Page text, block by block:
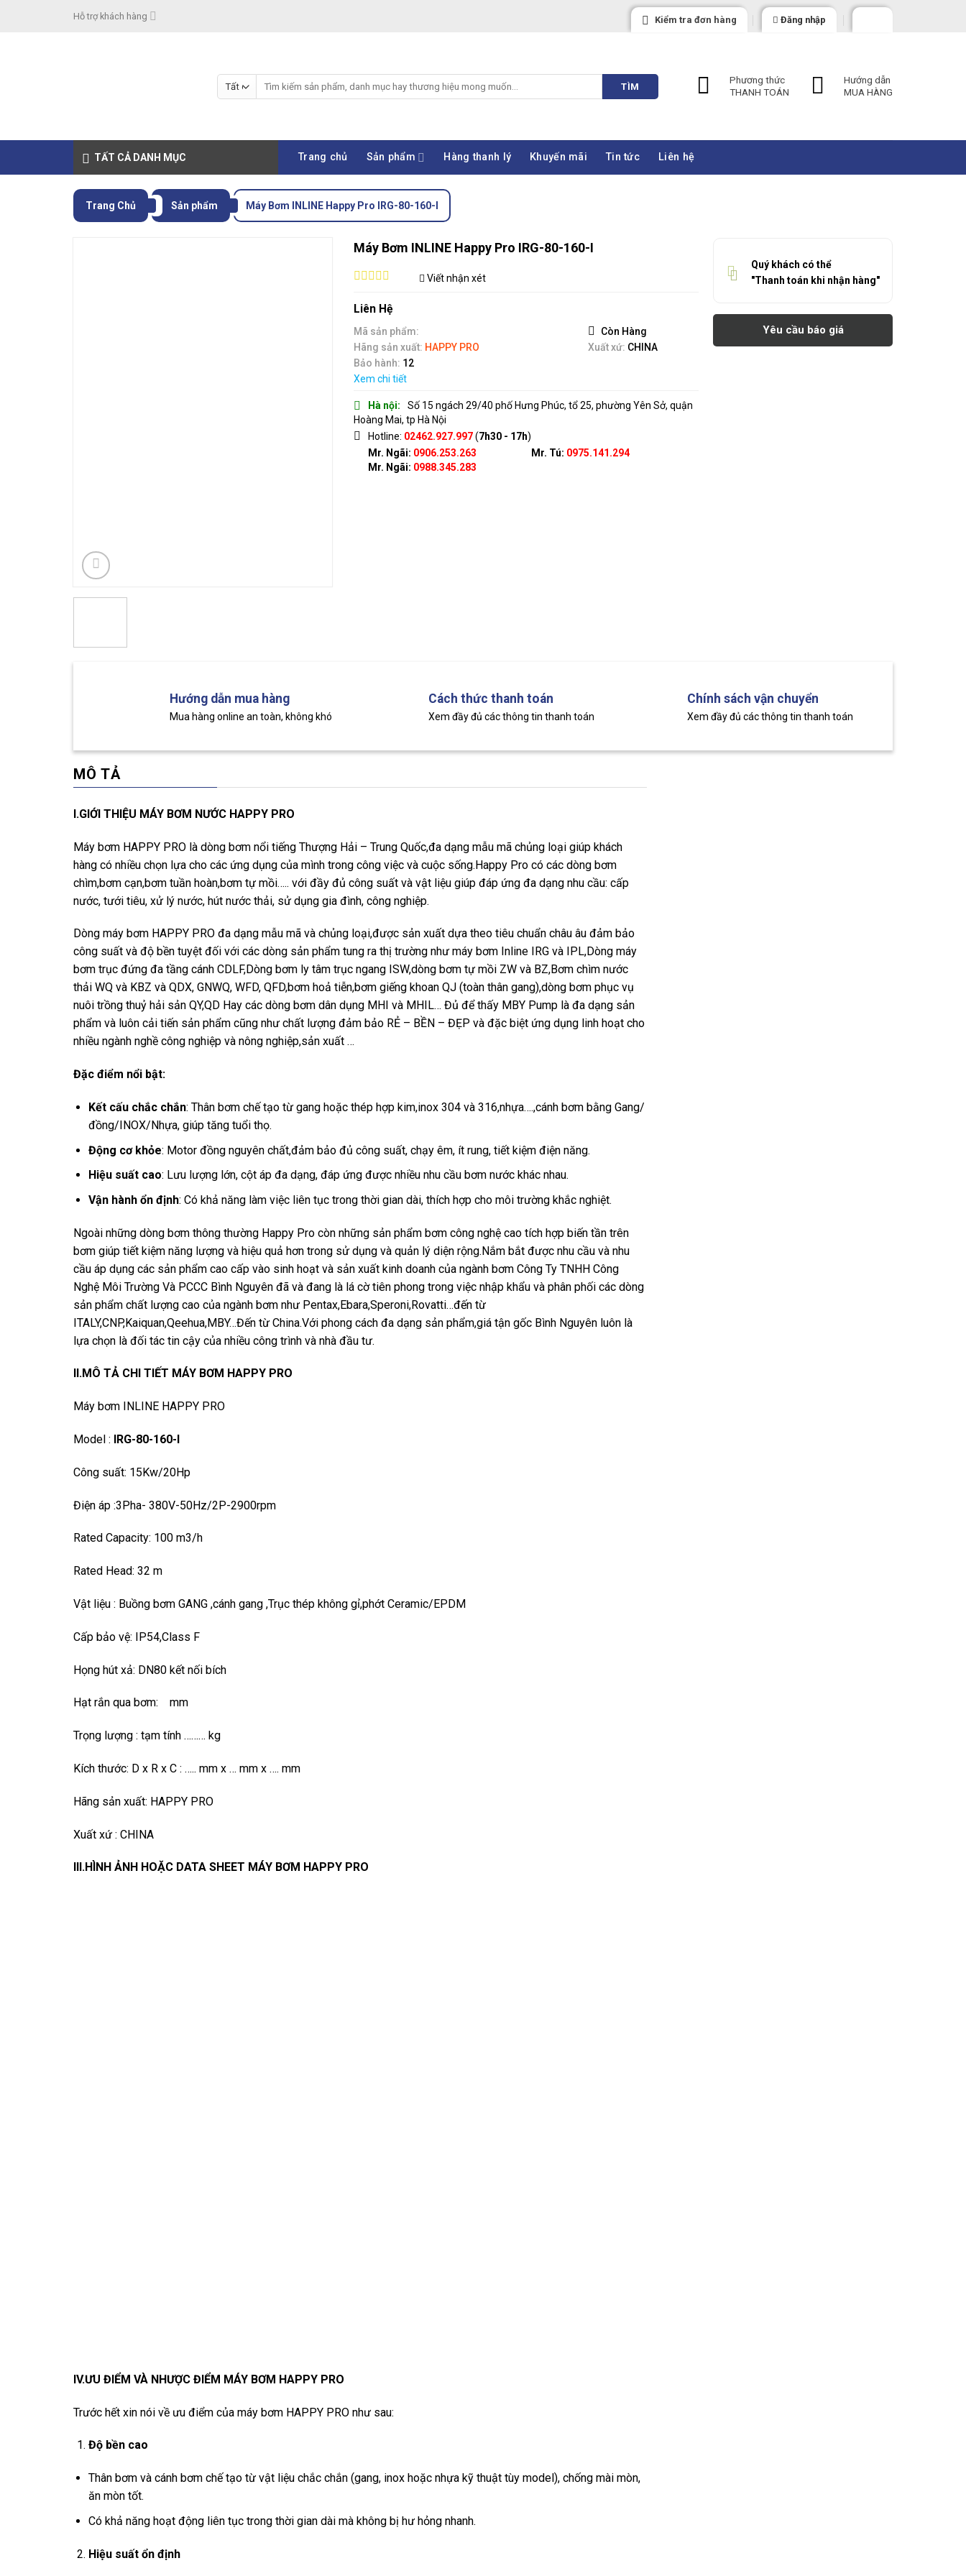
Hỗ trợ khách hàng Kiểm tra đơn hàng Đăng nhập
kiếm:
TÌM
Phương thức
THANH TOÁN
Hướng dẫn
MUA HÀNG
TẤT CẢ DANH MỤC Trang chủ Sản phẩm Hàng thanh lý Khuyến mãi Tin tức Liên hệ
Trang Chủ Sản phẩm Máy Bơm INLINE Happy Pro IRG-80-160-I
Máy Bơm INLINE Happy Pro IRG-80-160-I
out
of
5
Viết nhận xét
Liên Hệ
Mã sản phẩm:
Còn Hàng
Hãng sản xuất: HAPPY PRO Xuất xứ: CHINA
Bảo hành: 12
Xem chi tiết
Hà nội:
Số 15 ngách 29/40 phố Hưng Phúc, tổ 25, phường Yên Sở, quận
Hoàng Mai, tp Hà Nội
Hotline: 02462.927.997(7h30 - 17h)
Mr. Ngãi: 0906.253.263
Mr. Ngãi: 0988.345.283
Mr. Tú: 0975.141.294
Quý khách có thể
"Thanh toán khi nhận hàng"
Yêu cầu báo giá
Hướng dẫn mua hàng
Mua hàng online an toàn, không khó
Cách thức thanh toán
Xem đầy đủ các thông tin thanh toán
Chính sách vận chuyển
Xem đầy đủ các thông tin thanh toán
MÔ TẢ
I.GIỚI THIỆU MÁY BƠM NƯỚC HAPPY PRO
Máy bơm HAPPY PRO là dòng bơm nổi tiếng Thượng Hải – Trung Quốc,đa dạng mẫu mã chủng loại giúp khách
hàng có nhiều chọn lựa cho các ứng dụng của mình trong công việc và cuộc sống.Happy Pro có các dòng bơm
chìm,bơm cạn,bơm tuần hoàn,bơm tự mồi….. với đầy đủ công suất và vật liệu giúp đáp ứng đa dạng nhu cầu: cấp
nước, tưới tiêu, xử lý nước, hút nước thải, sử dụng gia đình, công nghiệp.
Dòng máy bơm HAPPY PRO đa dạng mẫu mã và chủng loại,được sản xuất dựa theo tiêu chuẩn châu âu đảm bảo
công suất và độ bền tuyệt đối với các dòng sản phẩm tung ra thị trường như máy bơm Inline IRG và IPL,Dòng máy
bơm trục đứng đa tầng cánh CDLF,Dòng bơm ly tâm trục ngang ISW,dòng bơm tự mồi ZW và BZ,Bơm chìm nước
thải WQ và KBZ và QDX, GNWQ, WFD, QFD,bơm hoả tiễn,bơm giếng khoan QJ (toàn thân gang),dòng bơm phục vụ
nuôi trồng thuỷ hải sản QY,QD Hay các dòng bơm dân dụng MHI và MHIL… Đủ để thấy MBY Pump là đa dạng sản
phẩm và luôn cải tiến sản phẩm cũng như chất lượng đảm bảo RẺ – BỀN – ĐẸP và đặc biệt ứng dụng linh hoạt cho
nhiều ngành nghề công nghiệp và nông nghiệp,sản xuất …
Đặc điểm nổi bật:
Kết cấu chắc chắn: Thân bơm chế tạo từ gang hoặc thép hợp kim,inox 304 và 316,nhựa….,cánh bơm bằng Gang/
đồng/INOX/Nhựa, giúp tăng tuổi thọ.
Động cơ khỏe: Motor đồng nguyên chất,đảm bảo đủ công suất, chạy êm, ít rung, tiết kiệm điện năng.
Hiệu suất cao: Lưu lượng lớn, cột áp đa dạng, đáp ứng được nhiều nhu cầu bơm nước khác nhau.
Vận hành ổn định: Có khả năng làm việc liên tục trong thời gian dài, thích hợp cho môi trường khắc nghiệt.
Ngoài những dòng bơm thông thường Happy Pro còn những sản phẩm bơm công nghệ cao tích hợp biến tần trên
bơm giúp tiết kiệm năng lượng và hiệu quả hơn trong sử dụng và quản lý diện rộng.Nắm bắt được nhu cầu và nhu
cầu áp dụng các sản phẩm cao cấp vào sinh hoạt và sản xuất kinh doanh của ngành bơm Công Ty TNHH Công
Nghệ Môi Trường Và PCCC Bình Nguyên đã và đang là lá cờ tiên phong trong việc nhập khẩu và phân phối các dòng
sản phẩm chất lượng cao của ngành bơm như Pentax,Ebara,Speroni,Rovatti…đến từ
ITALY,CNP,Kaiquan,Qeehua,MBY…Đến từ China.Với phong cách đa dạng sản phẩm,giá tận gốc Bình Nguyên luôn là
lựa chọn là đối tác tin cậy của nhiều công trình và nhà đầu tư.
II.MÔ TẢ CHI TIẾT MÁY BƠM HAPPY PRO
Máy bơm INLINE HAPPY PRO
Model : IRG-80-160-I
Công suất: 15Kw/20Hp
Điện áp :3Pha- 380V-50Hz/2P-2900rpm
Rated Capacity: 100 m3/h
Rated Head: 32 m
Vật liệu : Buồng bơm GANG ,cánh gang ,Trục thép không gỉ,phớt Ceramic/EPDM
Cấp bảo vệ: IP54,Class F
Họng hút xả: DN80 kết nối bích
Hạt rắn qua bơm: mm
Trọng lượng : tạm tính ……… kg
Kích thước: D x R x C : ….. mm x … mm x …. mm
Hãng sản xuất: HAPPY PRO
Xuất xứ : CHINA
III.HÌNH ẢNH HOẶC DATA SHEET MÁY BƠM HAPPY PRO
IV.ƯU ĐIỂM VÀ NHƯỢC ĐIỂM MÁY BƠM HAPPY PRO
Trước hết xin nói về ưu điểm của máy bơm HAPPY PRO như sau:
Độ bền cao
Thân bơm và cánh bơm chế tạo từ vật liệu chắc chắn (gang, inox hoặc nhựa kỹ thuật tùy model), chống mài mòn,
ăn mòn tốt.
Có khả năng hoạt động liên tục trong thời gian dài mà không bị hư hỏng nhanh.
Hiệu suất ổn định